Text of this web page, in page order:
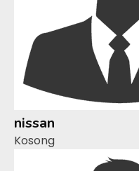
nissan
Kosong